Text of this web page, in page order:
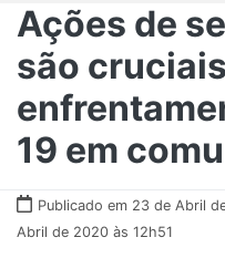
Ações de
são
19 em
Publicado em 23 de Abril
Abril de 2020 às 12h51